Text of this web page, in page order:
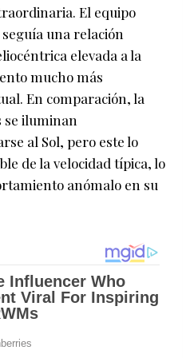
El equipo
una relación
elevada a la
mucho más
En comparación, la
se iluminan
al Sol, pero este lo
de la velocidad típica, lo
anómalo en su